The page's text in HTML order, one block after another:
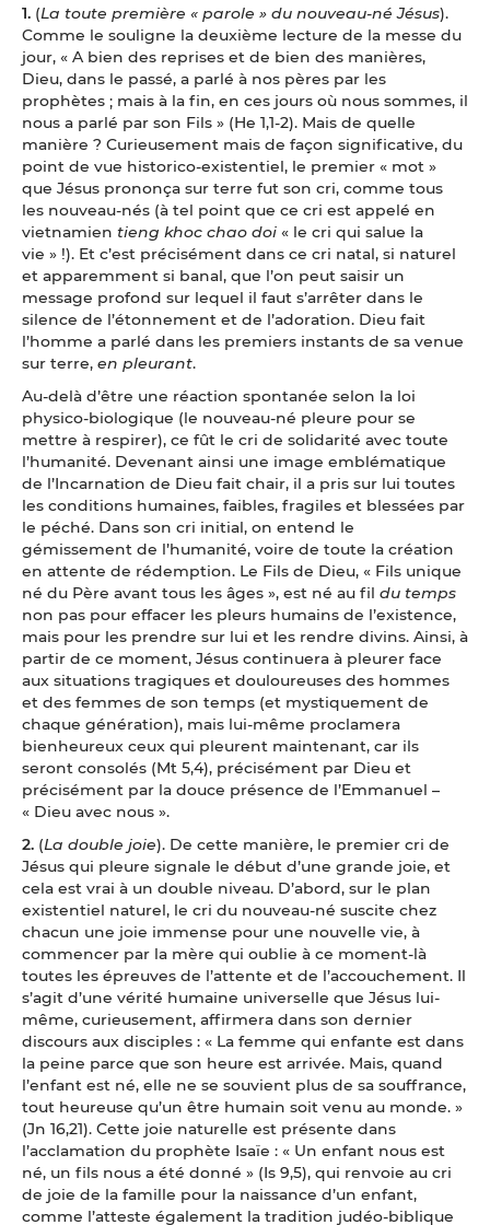
1. (La toute première « parole » du nouveau-né Jésus).
Comme le souligne la deuxième lecture de la messe du
jour, « A bien des reprises et de bien des manières,
Dieu, dans le passé, a parlé à nos pères par les
prophètes ; mais à la fin, en ces jours où nous sommes, il
nous a parlé par son Fils » (He 1,1-2). Mais de quelle
manière ? Curieusement mais de façon significative, du
point de vue historico-existentiel, le premier « mot »
que Jésus prononça sur terre fut son cri, comme tous
les nouveau-nés (à tel point que ce cri est appelé en
vietnamien tieng khoc chao doi « le cri qui salue la
vie » !). Et c’est précisément dans ce cri natal, si naturel
et apparemment si banal, que l’on peut saisir un
message profond sur lequel il faut s’arrêter dans le
silence de l’étonnement et de l’adoration. Dieu fait
l’homme a parlé dans les premiers instants de sa venue
sur terre, en pleurant.
Au-delà d’être une réaction spontanée selon la loi
physico-biologique (le nouveau-né pleure pour se
mettre à respirer), ce fût le cri de solidarité avec toute
l’humanité. Devenant ainsi une image emblématique
de l’Incarnation de Dieu fait chair, il a pris sur lui toutes
les conditions humaines, faibles, fragiles et blessées par
le péché. Dans son cri initial, on entend le
gémissement de l’humanité, voire de toute la création
en attente de rédemption. Le Fils de Dieu, « Fils unique
né du Père avant tous les âges », est né au fil du temps
non pas pour effacer les pleurs humains de l’existence,
mais pour les prendre sur lui et les rendre divins. Ainsi, à
partir de ce moment, Jésus continuera à pleurer face
aux situations tragiques et douloureuses des hommes
et des femmes de son temps (et mystiquement de
chaque génération), mais lui-même proclamera
bienheureux ceux qui pleurent maintenant, car ils
seront consolés (Mt 5,4), précisément par Dieu et
précisément par la douce présence de l’Emmanuel –
« Dieu avec nous ».
2. (La double joie). De cette manière, le premier cri de
Jésus qui pleure signale le début d’une grande joie, et
cela est vrai à un double niveau. D’abord, sur le plan
existentiel naturel, le cri du nouveau-né suscite chez
chacun une joie immense pour une nouvelle vie, à
commencer par la mère qui oublie à ce moment-là
toutes les épreuves de l’attente et de l’accouchement. Il
s’agit d’une vérité humaine universelle que Jésus lui-
même, curieusement, affirmera dans son dernier
discours aux disciples : « La femme qui enfante est dans
la peine parce que son heure est arrivée. Mais, quand
l’enfant est né, elle ne se souvient plus de sa souffrance,
tout heureuse qu’un être humain soit venu au monde. »
(Jn 16,21). Cette joie naturelle est présente dans
l’acclamation du prophète Isaïe : « Un enfant nous est
né, un fils nous a été donné » (Is 9,5), qui renvoie au cri
de joie de la famille pour la naissance d’un enfant,
comme l’atteste également la tradition judéo-biblique